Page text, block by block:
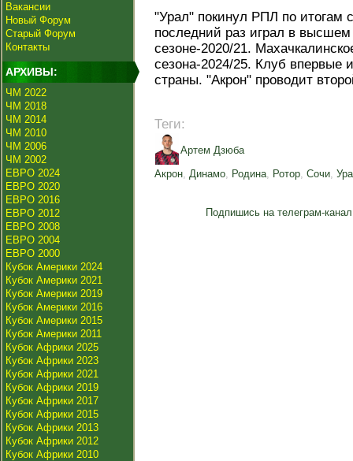
Вакансии
Новый Форум
Старый Форум
Контакты
АРХИВЫ:
ЧМ 2022
ЧМ 2018
ЧМ 2014
ЧМ 2010
ЧМ 2006
ЧМ 2002
ЕВРО 2024
ЕВРО 2020
ЕВРО 2016
ЕВРО 2012
ЕВРО 2008
ЕВРО 2004
ЕВРО 2000
Кубок Америки 2024
Кубок Америки 2021
Кубок Америки 2019
Кубок Америки 2016
Кубок Америки 2015
Кубок Америки 2011
Кубок Африки 2025
Кубок Африки 2023
Кубок Африки 2021
Кубок Африки 2019
Кубок Африки 2017
Кубок Африки 2015
Кубок Африки 2013
Кубок Африки 2012
Кубок Африки 2010
"Урал" покинул РПЛ по итогам
последний раз играл в
сезоне-2020/21.
сезона-2024/25. Клуб впервые
страны. "Акрон" проводит
Теги:
Артем Дзюба
Акрон, Динамо, Родина, Ротор, Сочи,
Подпишись на телеграм-